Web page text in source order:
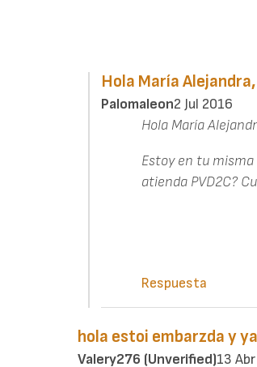
Hola María Alejandra,
Palomaleon2 Jul 2016
Hola María
Estoy en tu
atienda PVD2C?
Respuesta
hola estoi embarzda y ya
Valery276 (unverified)13